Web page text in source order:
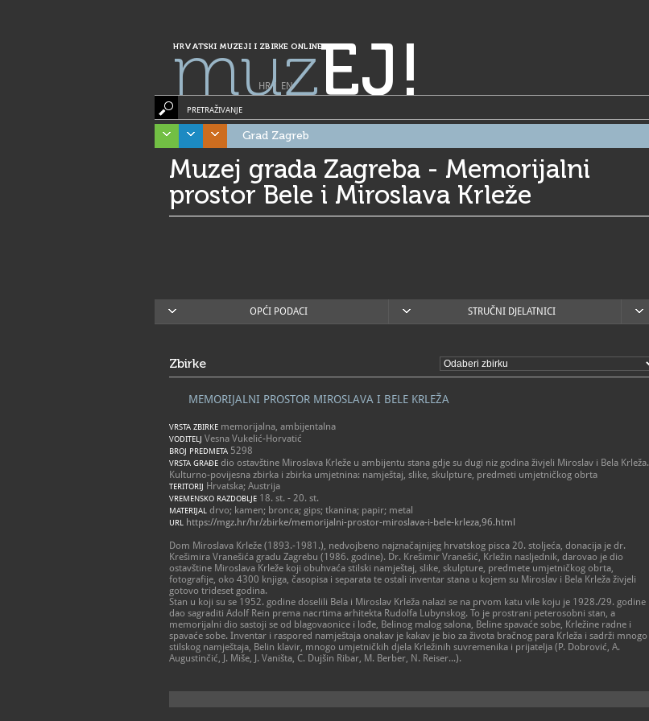
HRVATSKI MUZEJI I ZBIRKE ONLINE
muzEJ!
HR| EN
PRETRAŽIVANJE
Grad Zagreb
Muzej grada Zagreba - Memorijalni
prostor Bele i Miroslava Krleže
OPĆI PODACI
STRUČNI DJELATNICI
Zbirke
MEMORIJALNI PROSTOR MIROSLAVA I BELE KRLEŽA
VRSTA ZBIRKE memorijalna, ambijentalna
VODITELJ Vesna Vukelić-Horvatić
BROJ PREDMETA 5298
VRSTA GRAĐE dio ostavštine Miroslava Krleže u ambijentu stana gdje su dugi niz godina živjeli Miroslav i Bela Krleža.
Kulturno-povijesna zbirka i zbirka umjetnina: namještaj, slike, skulpture, predmeti umjetničkog obrta
TERITORIJ Hrvatska; Austrija
VREMENSKO RAZDOBLJE 18. st. - 20. st.
MATERIJAL drvo; kamen; bronca; gips; tkanina; papir; metal
URL https://mgz.hr/hr/zbirke/memorijalni-prostor-miroslava-i-bele-krleza,96.html
Dom Miroslava Krleže (1893.-1981.), nedvojbeno najznačajnijeg hrvatskog pisca 20. stoljeća, donacija je dr.
Krešimira Vranešića gradu Zagrebu (1986. godine). Dr. Krešimir Vranešić, Krležin nasljednik, darovao je dio
ostavštine Miroslava Krleže koji obuhvaća stilski namještaj, slike, skulpture, predmete umjetničkog obrta,
fotografije, oko 4300 knjiga, časopisa i separata te ostali inventar stana u kojem su Miroslav i Bela Krleža živjeli
gotovo trideset godina.
Stan u koji su se 1952. godine doselili Bela i Miroslav Krleža nalazi se na prvom katu vile koju je 1928./29. godine
dao sagraditi Adolf Rein prema nacrtima arhitekta Rudolfa Lubynskog. To je prostrani peterosobni stan, a
memorijalni dio sastoji se od blagovaonice i lođe, Belinog malog salona, Beline spavaće sobe, Krležine radne i
spavaće sobe. Inventar i raspored namještaja onakav je kakav je bio za života bračnog para Krleža i sadrži mnogo
stilskog namještaja, Belin klavir, mnogo umjetničkih djela Krležinih suvremenika i prijatelja (P. Dobrović, A.
Augustinčić, J. Miše, J. Vaništa, C. Dujšin Ribar, M. Berber, N. Reiser...).